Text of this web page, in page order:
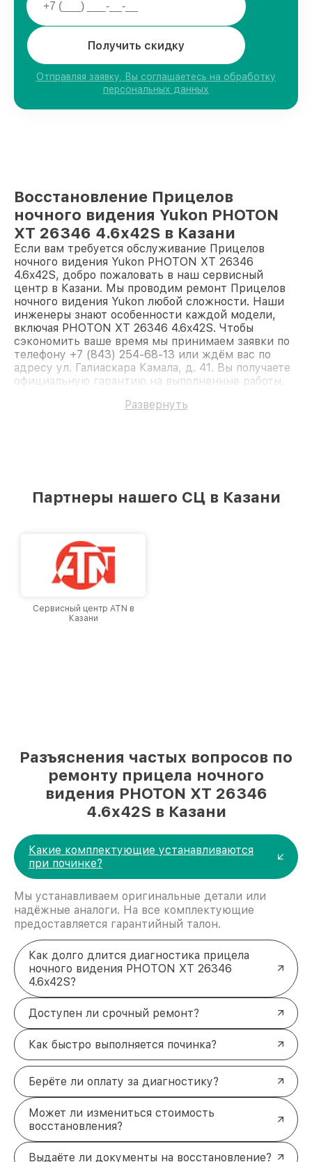
Получить скидку
Отправляя заявку, Вы соглашаетесь на обработку
персональных данных
Восстановление Прицелов
ночного видения Yukon PHOTON
XT 26346 4.6x42S в Казани
Если вам требуется обслуживание Прицелов
ночного видения Yukon PHOTON XT 26346
4.6x42S, добро пожаловать в наш сервисный
центр в Казани. Мы проводим ремонт Прицелов
ночного видения Yukon любой сложности. Наши
инженеры знают особенности каждой модели,
включая PHOTON XT 26346 4.6x42S. Чтобы
сэкономить ваше время мы принимаем заявки по
телефону +7 (843) 254-68-13 или ждём вас по
адресу ул. Галиаскара Камала, д. 41. Вы получаете
официальную гарантию на выполненные работы.
Развернуть
Партнеры нашего СЦ в Казани
Сервисный центр ATN в
Казани
Разъяснения частых вопросов по
ремонту прицела ночного
видения PHOTON XT 26346
4.6x42S в Казани
Какие комплектующие устанавливаются
при починке?
Мы устанавливаем оригинальные детали или
надёжные аналоги. На все комплектующие
предоставляется гарантийный талон.
Как долго длится диагностика прицела
ночного видения PHOTON XT 26346
4.6x42S?
Доступен ли срочный ремонт?
Как быстро выполняется починка?
Берёте ли оплату за диагностику?
Может ли измениться стоимость
восстановления?
Выдаёте ли документы на восстановление?